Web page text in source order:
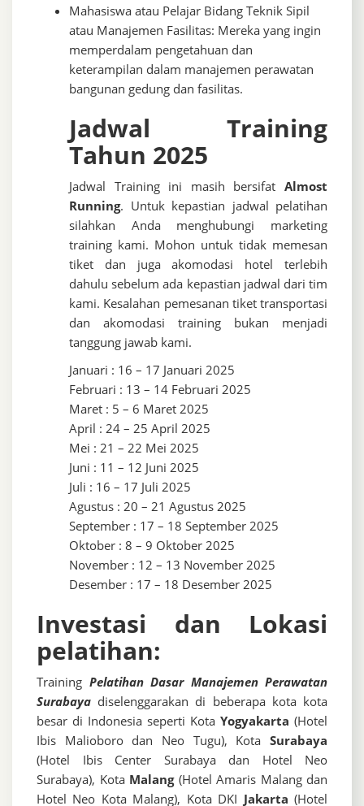
Mahasiswa atau Pelajar Bidang Teknik Sipil
atau Manajemen Fasilitas: Mereka yang ingin
memperdalam pengetahuan dan
keterampilan dalam manajemen perawatan
bangunan gedung dan fasilitas.
Jadwal Training
Tahun 2025
Jadwal Training ini masih bersifat Almost
Running. Untuk kepastian jadwal pelatihan
silahkan Anda menghubungi marketing
training kami. Mohon untuk tidak memesan
tiket dan juga akomodasi hotel terlebih
dahulu sebelum ada kepastian jadwal dari tim
kami. Kesalahan pemesanan tiket transportasi
dan akomodasi training bukan menjadi
tanggung jawab kami.
Januari : 16 – 17 Januari 2025
Februari : 13 – 14 Februari 2025
Maret : 5 – 6 Maret 2025
April : 24 – 25 April 2025
Mei : 21 – 22 Mei 2025
Juni : 11 – 12 Juni 2025
Juli : 16 – 17 Juli 2025
Agustus : 20 – 21 Agustus 2025
September : 17 – 18 September 2025
Oktober : 8 – 9 Oktober 2025
November : 12 – 13 November 2025
Desember : 17 – 18 Desember 2025
Investasi dan Lokasi
pelatihan:
Training Pelatihan Dasar Manajemen Perawatan
Surabaya diselenggarakan di beberapa kota kota
besar di Indonesia seperti Kota Yogyakarta (Hotel
Ibis Malioboro dan Neo Tugu), Kota Surabaya
(Hotel Ibis Center Surabaya dan Hotel Neo
Surabaya), Kota Malang(Hotel Amaris Malang dan
Hotel Neo Kota Malang), Kota DKI Jakarta (Hotel